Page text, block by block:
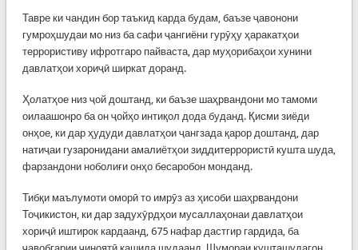
Тавре ки чандин бор таъкид карда будам, баъзе ҷавонони
гумроҳшудаи мо низ ба сафи ҷангиёни гурӯҳу ҳаракатҳои
террористиву ифротгаро пайваста, дар муҳорибаҳои хунини
давлатҳои хориҷӣ ширкат доранд.
Ҳолатҳое низ ҷой доштанд, ки баъзе шаҳрвандони мо тамоми
оилаашонро ба он ҷойҳо интиқол дода буданд. Қисми зиёди
онҳое, ки дар ҳудуди давлатҳои ҷангзада қарор доштанд, дар
натиҷаи гузаронидани амалиётҳои зиддитеррористӣ кушта шуда,
фарзандони ноболиғи онҳо бесаробон монданд.
Тибқи маълумоти оморӣ то имрӯз аз ҳисоби шаҳрвандони
Тоҷикистон, ки дар задухӯрдҳои мусаллаҳонаи давлатҳои
хориҷӣ иштирок кардаанд, 675 нафар дастгир гардида, ба